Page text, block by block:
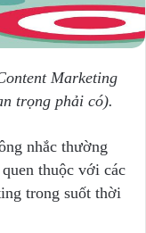
Marketing
trọng phải có).
nhắc thường
thuộc với các
trong suốt thời